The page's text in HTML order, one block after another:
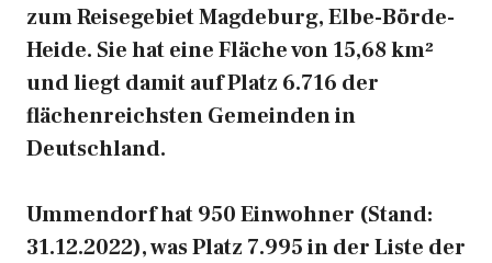
zum Reisegebiet Magdeburg, Elbe-Börde-
Heide. Sie hat eine Fläche von 15,68 km²
und liegt damit auf Platz 6.716 der
flächenreichsten Gemeinden in
Deutschland.
Ummendorf hat 950 Einwohner (Stand:
31.12.2022), was Platz 7.995 in der Liste der